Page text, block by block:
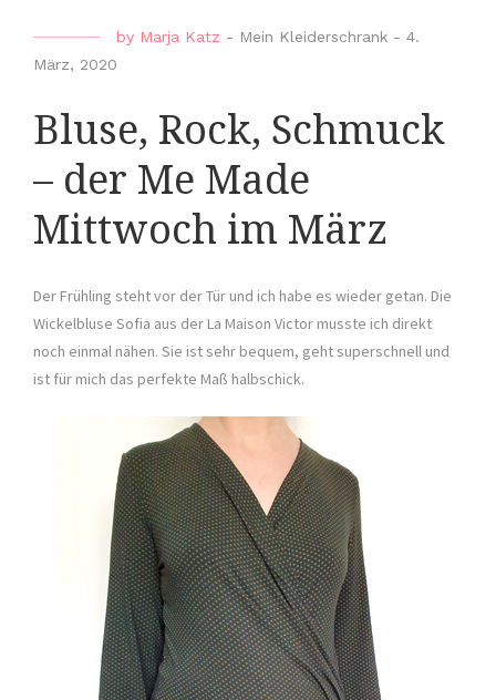
by Marja Katz - Mein Kleiderschrank - 4.
März, 2020
Bluse, Rock, Schmuck
– der Me Made
Mittwoch im März
Der Frühling steht vor der Tür und ich habe es wieder getan. Die
Wickelbluse Sofia aus der La Maison Victor musste ich direkt
noch einmal nähen. Sie ist sehr bequem, geht superschnell und
ist für mich das perfekte Maß halbschick.